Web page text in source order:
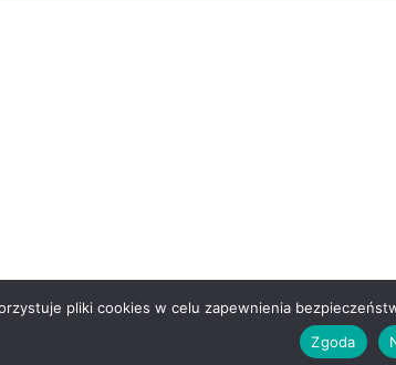
pliki cookies w celu zapewnienia
Zgoda